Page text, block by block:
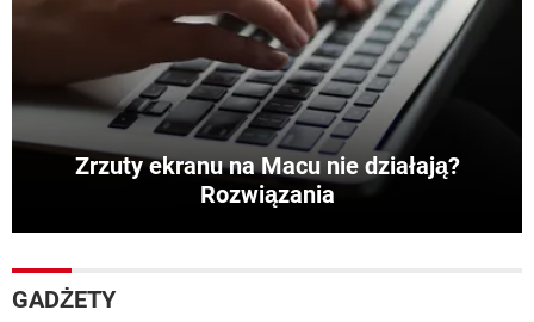
Zrzuty ekranu na Macu nie działają?
Rozwiązania
GADŻETY